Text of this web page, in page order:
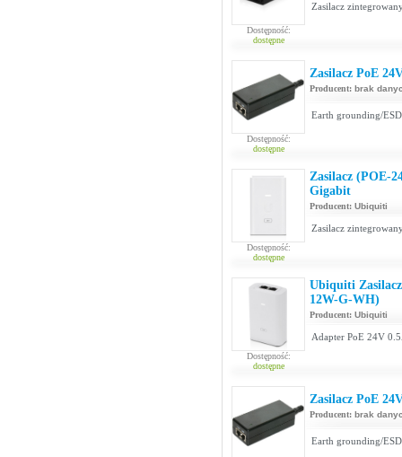
Dostępność:
dostępne
Zasilacz
Dostępność:
dostępne
Zasilacz PoE
Producent: brak
Earth grounding/
Dostępność:
dostępne
Zasilacz (POE-
Gigabit
Producent: Ubiquiti
Zasilacz
Dostępność:
dostępne
Ubiquiti
12W-G-WH)
Producent: Ubiquiti
Adapter PoE 24V
Zasilacz PoE
Producent: brak
Earth grounding/